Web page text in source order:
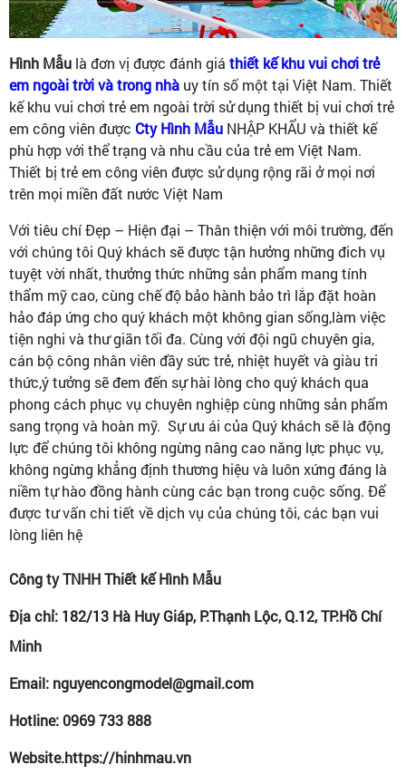
Hình Mẫu là đơn vị được đánh giá thiết kế khu vui chơi trẻ
em ngoài trời và trong nhà uy tín số một tại Việt Nam. Thiết
kế khu vui chơi trẻ em ngoài trời sử dụng thiết bị vui chơi trẻ
em công viên được Cty Hình Mẫu NHẬP KHẨU và thiết kế
phù hợp với thể trạng và nhu cầu của trẻ em Việt Nam.
Thiết bị trẻ em công viên được sử dụng rộng rãi ở mọi nơi
trên mọi miền đất nước Việt Nam
Với tiêu chí Đẹp – Hiện đại – Thân thiện với môi trường, đến
với chúng tôi Quý khách sẽ được tận hưởng những đich vụ
tuyệt vời nhất, thưởng thức những sản phẩm mang tính
thẩm mỹ cao, cùng chế độ bảo hành bảo trì lắp đặt hoàn
hảo đáp ứng cho quý khách một không gian sống,làm việc
tiện nghi và thư giãn tối đa. Cùng với đội ngũ chuyên gia,
cán bộ công nhân viên đầy sức trẻ, nhiệt huyết và giàu tri
thức,ý tưởng sẽ đem đến sự hài lòng cho quý khách qua
phong cách phục vụ chuyên nghiệp cùng những sản phẩm
sang trọng và hoàn mỹ. Sự ưu ái của Quý khách sẽ là động
lực để chúng tôi không ngừng nâng cao năng lực phục vụ,
không ngừng khẳng định thương hiệu và luôn xứng đáng là
niềm tự hào đồng hành cùng các bạn trong cuộc sống. Để
được tư vấn chi tiết về dịch vụ của chúng tôi, các bạn vui
lòng liên hệ
Công ty TNHH Thiết kế Hình Mẫu
Địa chỉ: 182/13 Hà Huy Giáp, P.Thạnh Lộc, Q.12, TP.Hồ Chí
Minh
Email: nguyencongmodel@gmail.com
Hotline: 0969 733 888
Website.https://hinhmau.vn